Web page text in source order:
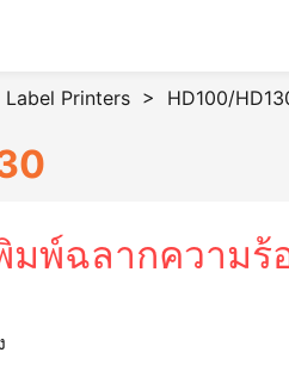
Label Printers > HD100/
มพ์ฉลากความร้